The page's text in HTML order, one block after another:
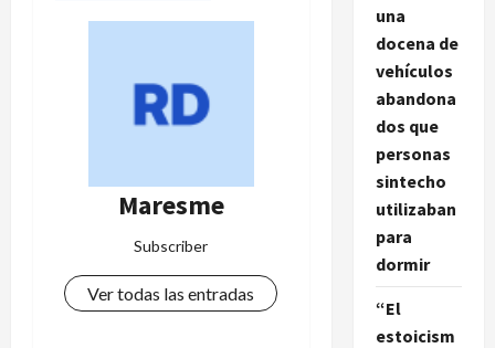
Maresme
Subscriber
Ver todas las entradas
una
docena de
vehículos
abandona
dos que
personas
sintecho
utilizaban
para
dormir
“El
estoicism